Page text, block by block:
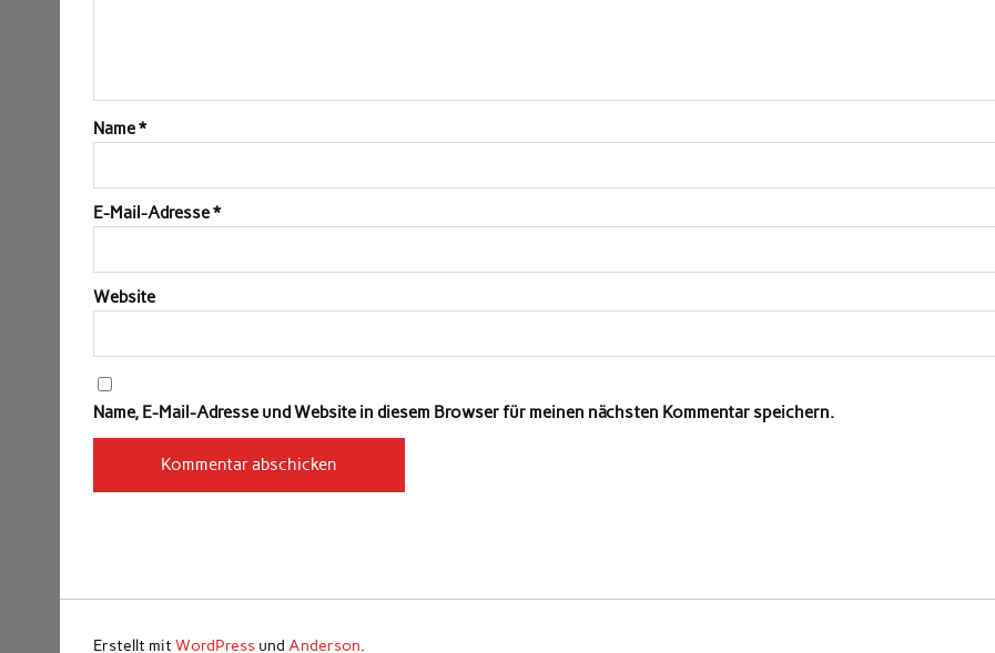
Name*
E-Mail-Adresse*
Website
Name, E-Mail-Adresse und Website in diesem Browser für meinen nächsten Kommentar speichern.
Erstellt mitWordPress und Anderson